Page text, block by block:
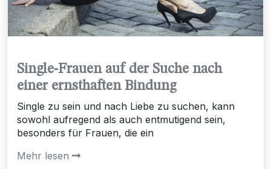
Single-Frauen auf der Suche nach
einer ernsthaften Bindung
Single zu sein und nach Liebe zu suchen, kann
sowohl aufregend als auch entmutigend sein,
besonders für Frauen, die ein
Mehr lesen